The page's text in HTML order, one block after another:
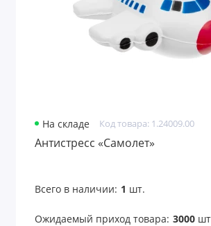
Лейблы и шильды
Маски для лица
Многофункциональные
Надувные диваны, стулья
На складе Код товара: 1.24009.00
Антистресс «Самолет»
Всего в наличии: 1 шт.
Ожидаемый приход товара: 3000